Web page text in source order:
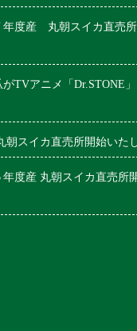
年度産 丸朝スイカ直売
TVアニメ「Dr.STONE
朝スイカ直売所開始いた
年度産 丸朝スイカ直売所